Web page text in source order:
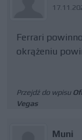
Ferrari
okrążeniu
Przejdź do wpisu
Vegas
Muni